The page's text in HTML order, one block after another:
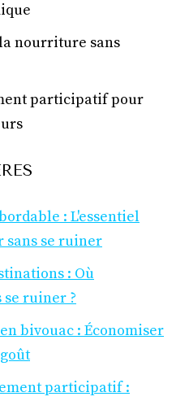
nourriture sans
participatif pour
: L'essentiel
sans se ruiner
: Où
ruiner ?
bivouac : Économiser
participatif :